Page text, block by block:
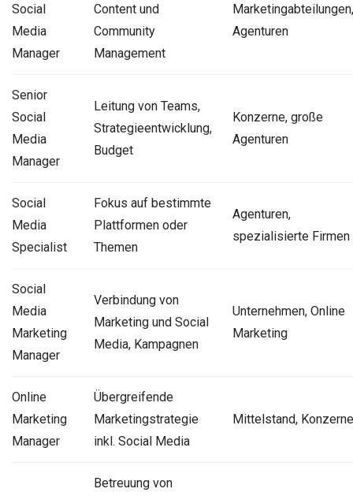
Social
Media
Manager
Content und
Community
Management
Marketingabteilungen,
Agenturen
Senior
Social
Media
Manager
Leitung von Teams,
Strategieentwicklung,
Budget
Konzerne, große
Agenturen
Social
Media
Specialist
Fokus auf bestimmte
Plattformen oder
Themen
Agenturen,
spezialisierte Firmen
Social
Media
Marketing
Manager
Verbindung von
Marketing und Social
Media, Kampagnen
Unternehmen, Online
Marketing
Online
Marketing
Manager
Übergreifende
Marketingstrategie
inkl. Social Media
Mittelstand, Konzerne
Betreuung von